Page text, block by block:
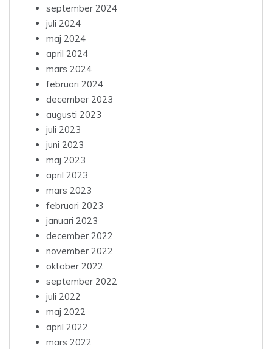
september 2024
juli 2024
maj 2024
april 2024
mars 2024
februari 2024
december 2023
augusti 2023
juli 2023
juni 2023
maj 2023
april 2023
mars 2023
februari 2023
januari 2023
december 2022
november 2022
oktober 2022
september 2022
juli 2022
maj 2022
april 2022
mars 2022